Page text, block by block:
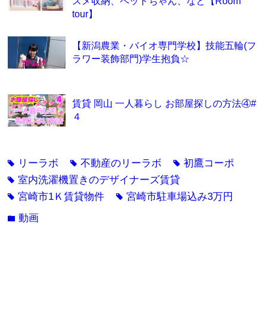
tour】
【新潟農業・バイオ専門学校】技能五輪(フ
ラワー装飾部門)学生抱負☆
賃貸 岡山 一人暮らし お部屋探しの方法④#
４
tag リーラボ tag不動産のリーラボ tag初鷹コーポ
tag室内洗濯機置きのデザイナーズ賃貸
tag宮崎市1Ｋ賃貸物件 tag宮崎市駐車場込み3万円
folder動画